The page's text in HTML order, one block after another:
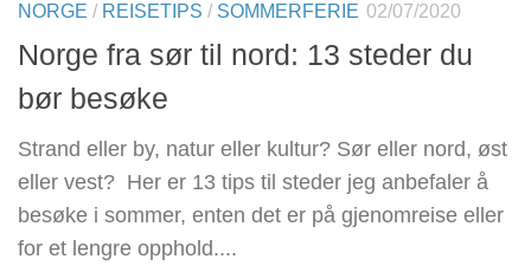
NORGE / REISETIPS / SOMMERFERIE 02/07/2020
Norge fra sør til nord: 13 steder du
bør besøke
Strand eller by, natur eller kultur? Sør eller nord, øst
eller vest? Her er 13 tips til steder jeg anbefaler å
besøke i sommer, enten det er på gjenomreise eller
for et lengre opphold....